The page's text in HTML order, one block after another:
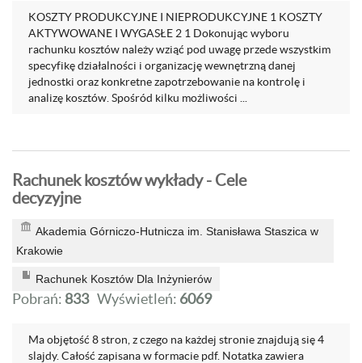
KOSZTY PRODUKCYJNE I NIEPRODUKCYJNE 1 KOSZTY
AKTYWOWANE I WYGASŁE 2 1 Dokonując wyboru
rachunku kosztów należy wziąć pod uwagę przede wszystkim
specyfikę działalności i organizację wewnętrzną danej
jednostki oraz konkretne zapotrzebowanie na kontrolę i
analizę kosztów. Spośród kilku możliwości ...
Rachunek kosztów wykłady - Cele
decyzyjne
Akademia Górniczo-Hutnicza im. Stanisława Staszica w
Krakowie
Rachunek Kosztów Dla Inżynierów
Pobrań: 833 Wyświetleń: 6069
Ma objętość 8 stron, z czego na każdej stronie znajdują się 4
slajdy. Całość zapisana w formacie pdf. Notatka zawiera